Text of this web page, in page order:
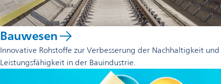
Bauwesen
Innovative Rohstoffe zur Verbesserung der Nachhaltigkeit und
Leistungsfähigkeit in der Bauindustrie.